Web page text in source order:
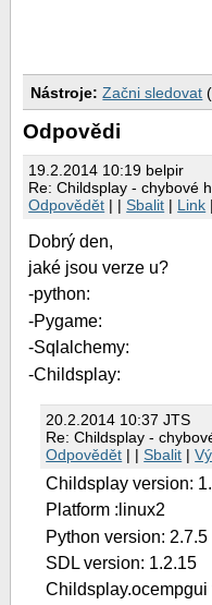
Nástroje: Začni sledovat
Odpovědi
19.2.2014 10:19 belpir
Re: Childsplay - chybové
Odpovědět | |Sbalit | Link |
Dobrý den,
jaké jsou verze u?
-python:
-Pygame:
-Sqlalchemy:
-Childsplay:
20.2.2014 10:37 JTS
Re: Childsplay -
Odpovědět | |Sbalit |
Childsplay version:
Platform :linux2
Python version:
SDL version: 1.2.15
Childsplay.ocempgui